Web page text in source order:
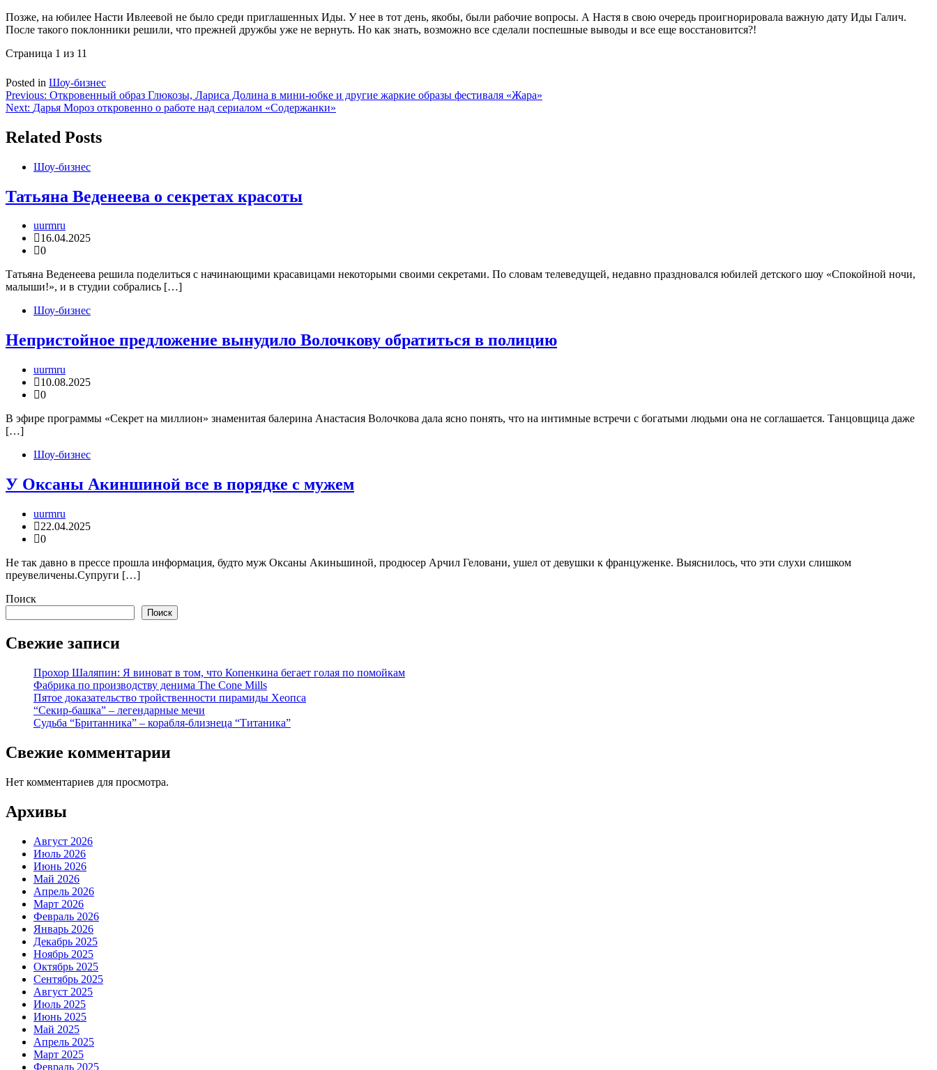
Позже, на юбилее Насти Ивлеевой не было среди приглашенных Иды. У нее в тот день, якобы, были рабочие вопросы. А Настя в свою очередь проигнорировала важную дату Иды Галич.
После такого поклонники решили, что прежней дружбы уже не вернуть. Но как знать, возможно все сделали поспешные выводы и все еще восстановится?!
Страница 1 из 11
Posted in Шоу-бизнес
Навигация
по
записям
Previous: Откровенный образ Глюкозы, Лариса Долина в мини-юбке и другие жаркие образы фестиваля «Жара»
Next: Дарья Мороз откровенно о работе над сериалом «Содержанки»
Related Posts
Шоу-бизнес
Татьяна Веденеева о секретах красоты
uurmru
16.04.2025
0
Татьяна Веденеева решила поделиться с начинающими красавицами некоторыми своими секретами. По словам телеведущей, недавно праздновался юбилей детского шоу «Спокойной ночи,
малыши!», и в студии собрались […]
Шоу-бизнес
Непристойное предложение вынудило Волочкову обратиться в полицию
uurmru
10.08.2025
0
В эфире программы «Секрет на миллион» знаменитая балерина Анастасия Волочкова дала ясно понять, что на интимные встречи с богатыми людьми она не соглашается. Танцовщица даже
[…]
Шоу-бизнес
У Оксаны Акиншиной все в порядке с мужем
uurmru
22.04.2025
0
Не так давно в прессе прошла информация, будто муж Оксаны Акиньшиной, продюсер Арчил Геловани, ушел от девушки к француженке. Выяснилось, что эти слухи слишком
преувеличены.Супруги […]
Поиск
Поиск
Свежие записи
Прохор Шаляпин: Я виноват в том, что Копенкина бегает голая по помойкам
Фабрика по производству денима The Cone Mills
Пятое доказательство тройственности пирамиды Хеопса
“Секир-башка” – легендарные мечи
Судьба “Британника” – корабля-близнеца “Титаника”
Свежие комментарии
Нет комментариев для просмотра.
Архивы
Август 2026
Июль 2026
Июнь 2026
Май 2026
Апрель 2026
Март 2026
Февраль 2026
Январь 2026
Декабрь 2025
Ноябрь 2025
Октябрь 2025
Сентябрь 2025
Август 2025
Июль 2025
Июнь 2025
Май 2025
Апрель 2025
Март 2025
Февраль 2025